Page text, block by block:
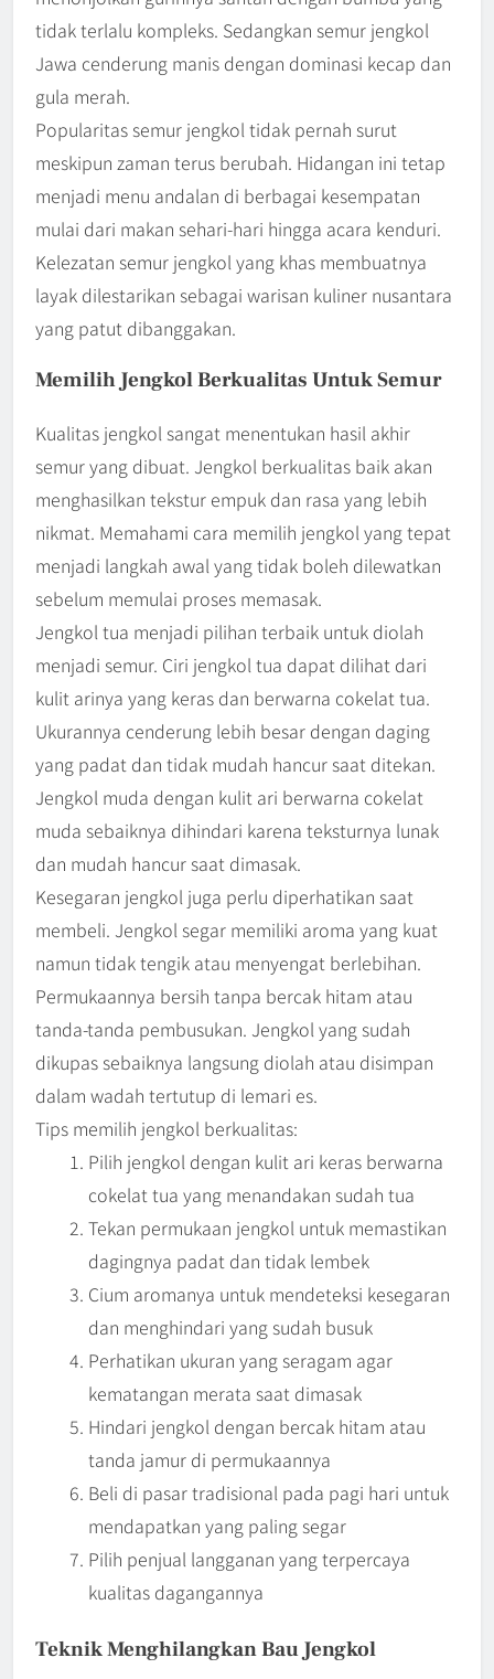
tidak terlalu kompleks. Sedangkan semur jengkol
Jawa cenderung manis dengan dominasi kecap dan
gula merah.
Popularitas semur jengkol tidak pernah surut
meskipun zaman terus berubah. Hidangan ini tetap
menjadi menu andalan di berbagai kesempatan
mulai dari makan sehari-hari hingga acara kenduri.
Kelezatan semur jengkol yang khas membuatnya
layak dilestarikan sebagai warisan kuliner nusantara
yang patut dibanggakan.
Memilih Jengkol Berkualitas Untuk Semur
Kualitas jengkol sangat menentukan hasil akhir
semur yang dibuat. Jengkol berkualitas baik akan
menghasilkan tekstur empuk dan rasa yang lebih
nikmat. Memahami cara memilih jengkol yang tepat
menjadi langkah awal yang tidak boleh dilewatkan
sebelum memulai proses memasak.
Jengkol tua menjadi pilihan terbaik untuk diolah
menjadi semur. Ciri jengkol tua dapat dilihat dari
kulit arinya yang keras dan berwarna cokelat tua.
Ukurannya cenderung lebih besar dengan daging
yang padat dan tidak mudah hancur saat ditekan.
Jengkol muda dengan kulit ari berwarna cokelat
muda sebaiknya dihindari karena teksturnya lunak
dan mudah hancur saat dimasak.
Kesegaran jengkol juga perlu diperhatikan saat
membeli. Jengkol segar memiliki aroma yang kuat
namun tidak tengik atau menyengat berlebihan.
Permukaannya bersih tanpa bercak hitam atau
tanda-tanda pembusukan. Jengkol yang sudah
dikupas sebaiknya langsung diolah atau disimpan
dalam wadah tertutup di lemari es.
Tips memilih jengkol berkualitas:
Pilih jengkol dengan kulit ari keras berwarna
cokelat tua yang menandakan sudah tua
Tekan permukaan jengkol untuk memastikan
dagingnya padat dan tidak lembek
Cium aromanya untuk mendeteksi kesegaran
dan menghindari yang sudah busuk
Perhatikan ukuran yang seragam agar
kematangan merata saat dimasak
Hindari jengkol dengan bercak hitam atau
tanda jamur di permukaannya
Beli di pasar tradisional pada pagi hari untuk
mendapatkan yang paling segar
Pilih penjual langganan yang terpercaya
kualitas dagangannya
Teknik Menghilangkan Bau Jengkol